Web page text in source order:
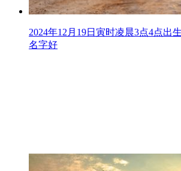
2024年12月19日寅时凌晨3点4点出
名字好